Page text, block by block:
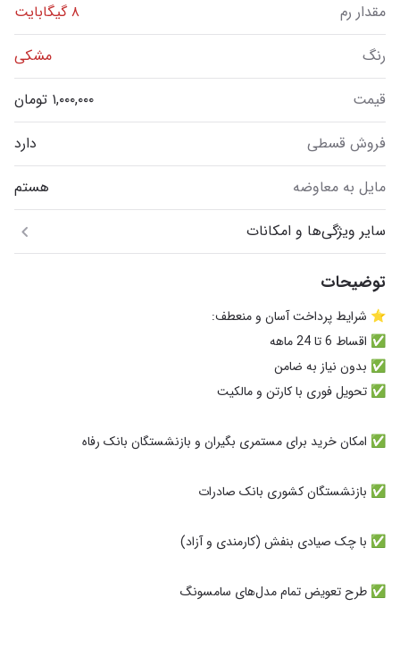
مقدار رم
۸ گیگابایت
رنگ
مشکی
قیمت
فروش قسطی
دارد
مایل به معاوضه
هستم
سایر ویژگی‌ها و امکانات
توضیحات